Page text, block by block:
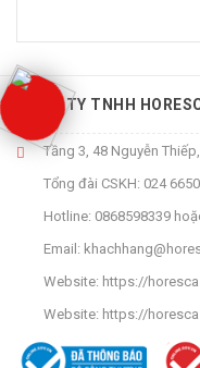
CÔNG TY TNHH
Tầng 3, 48 Nguyễn
Tổng đài CSKH: 024
Hotline: 0868598339
Email:
Website: https://
Website: https://